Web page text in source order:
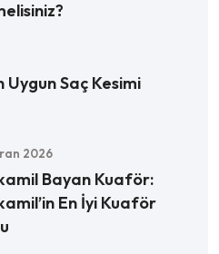
Uygun Saç Kesimi
2026
Bayan Kuaför:
En İyi Kuaför